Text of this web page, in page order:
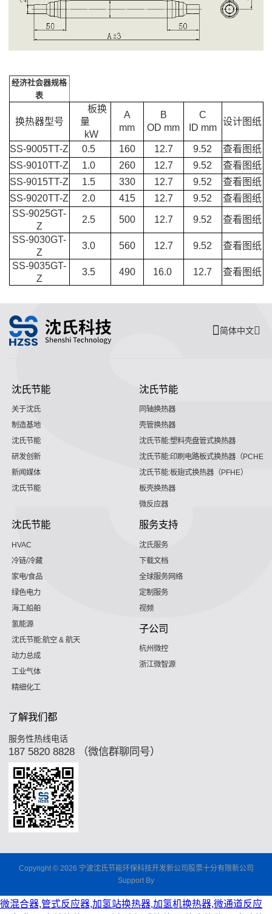
经济社会器规格
表
换热器型号
板换
量
kW
A
mm
B
OD mm
C
ID mm
设计图纸
SS-9005TT-Z 0.5 160 12.7 9.52
查看图纸
SS-9010TT-Z
1.0 260 12.7 9.52
查看图纸
SS-9015TT-Z
1.5 330 12.7 9.52
查看图纸
SS-9020TT-Z
2.0 415 12.7 9.52
查看图纸
SS-9025GT-
Z
2.5 500 12.7 9.52
查看图纸
SS-9030GT-
Z
3.0 560 12.7 9.52
查看图纸
SS-9035GT-
Z
3.5 490 16.0 12.7 查看图纸
简体中文
沈氏节能
关于沈氏
制造基地
沈氏节能
研发创新
新闻媒体
沈氏节能
沈氏节能
同轴换热器
壳管换热器
沈氏节能:塑料壳盘管式换热器
沈氏节能:印刷电路板式换热器（PCHE）
沈氏节能:板翅式换热器（PFHE）
板壳换热器
微反应器
沈氏节能
HVAC
冷链/冷藏
家电/食品
绿色电力
海工船舶
氢能源
沈氏节能:航空 & 航天
动力总成
工业气体
精细化工
服务支持
沈氏服务
下载文档
全球服务网络
定制服务
视频
子公司
杭州微控
浙江微智源
了解我们都
服务性热线电话
187 5820 8828 （微信群聊同号）
Copyright © 2026 宁波沈氏节能环保科技开发新公司股票十分有限新公司
Support By
微混合器,管式反应器,加氢站换热器,加氢机换热器,微通道反应